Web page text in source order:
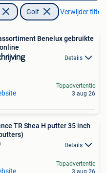
Golf Verwijder filters
Benelux gebruikte
Details
Topadvertentie
3 aug 26
TR Shea H putter 35 inch
Details
Topadvertentie